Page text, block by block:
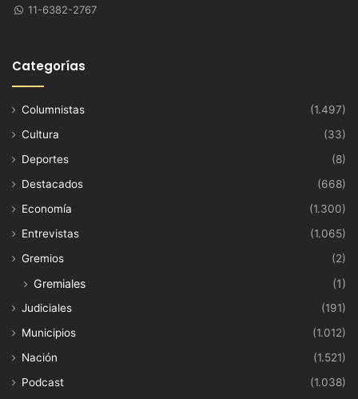
11-6382-2767
Categorías
Columnistas
(1.497)
Cultura
(33)
Deportes
(8)
Destacados
(668)
Economía
(1.300)
Entrevistas
(1.065)
Gremios
(2)
Gremiales (1)
Judiciales
(191)
Municipios
(1.012)
Nación
(1.521)
Podcast
(1.038)